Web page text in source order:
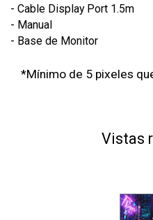
- Cable Display Port 1.5m
- Manual
- Base de Monitor
*Mínimo de 5 pixeles
Vistas